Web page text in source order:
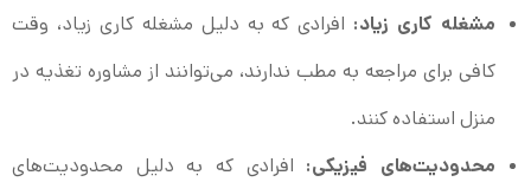
مشغله کاری زیاد:افرادی که به دلیل مشغله کاری زیاد، وقت
کافی برای مراجعه به مطب ندارند، می‌توانند از مشاوره تغذیه در
منزل استفاده کنند.
محدودیت‌های فیزیکی:افرادی که به دلیل محدودیت‌های